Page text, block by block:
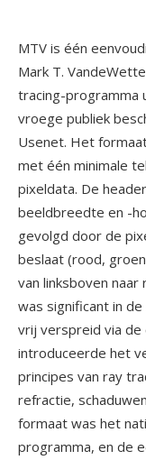
MTV is één
Mark T.
tracing-programma
vroege publiek
Usenet. Het
met één minimale
pixeldata. De
beeldbreedte en -
gevolgd door de
beslaat (rood,
van linksboven
was significant in
vrij verspreid via de
introduceerde het
principes van ray
refractie,
formaat was het
programma, en de